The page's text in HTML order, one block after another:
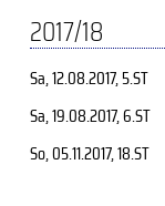
2017/18
Sa, 12.08.2017, 5.ST
Sa, 19.08.2017, 6.ST
So, 05.11.2017, 18.ST